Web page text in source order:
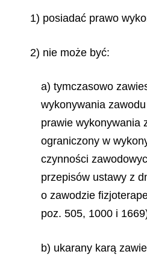
1) posiadać prawo
2) nie może być:
a) tymczasowo
wykonywania
prawie wykonywania
ograniczony w
czynności
przepisów ustawy z
o zawodzie
poz. 505, 1000 i
b) ukarany karą